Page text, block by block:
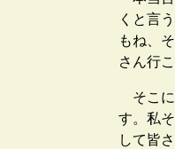
くと言
もね、
さん行
そこに
す。私
して皆